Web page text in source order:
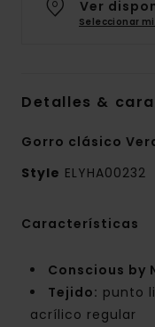
Ver
Seleccionar
Detalles &
Gorro clásico
Style ELYHA00232
Características
Conscious by
Tejido: punto
acrílico regular